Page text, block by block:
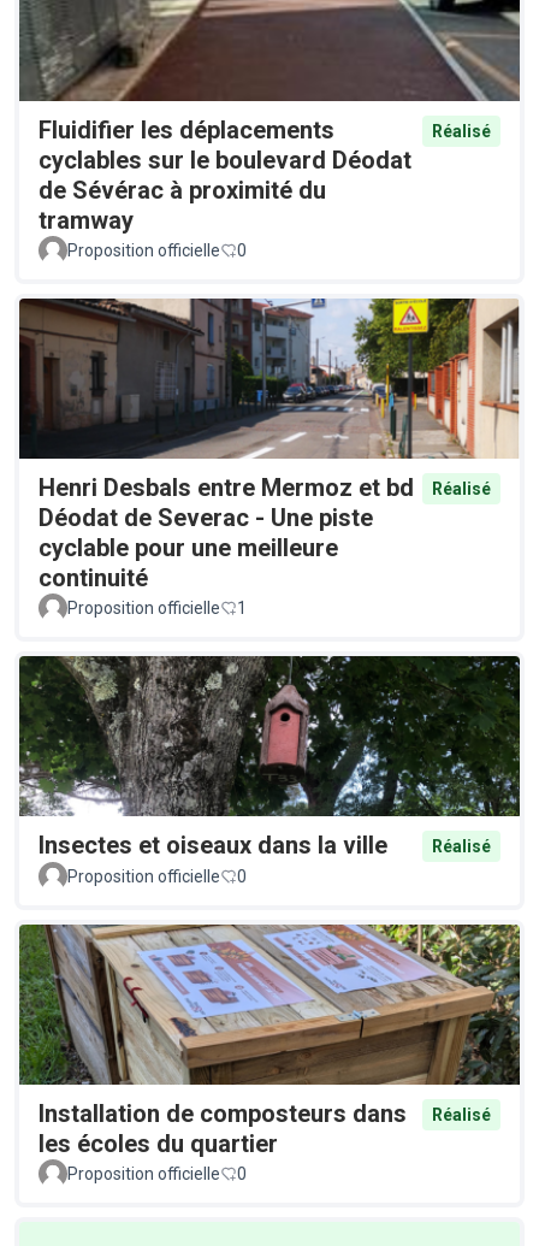
Fluidifier les déplacements
cyclables sur le boulevard Déodat
de Sévérac à proximité du
tramway
Réalisé
Proposition officielle 0
Henri Desbals entre Mermoz et bd
Déodat de Severac - Une piste
cyclable pour une meilleure
continuité
Réalisé
Proposition officielle 1
Insectes et oiseaux dans la ville
Réalisé
Proposition officielle
0
Installation de composteurs dans
les écoles du quartier
Réalisé
Proposition officielle 0